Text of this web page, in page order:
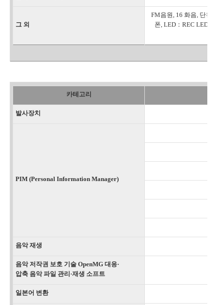
그 외
FM음원, 16 화음, 단청
폰, LED：REC LED,
카테고리
발사장치
PIM (Personal Information Manager)
음악 재생
음악 저작권 보호 기술 OpenMG 대응·
압축 음악 파일 관리·재생 소프트
일본어 변환